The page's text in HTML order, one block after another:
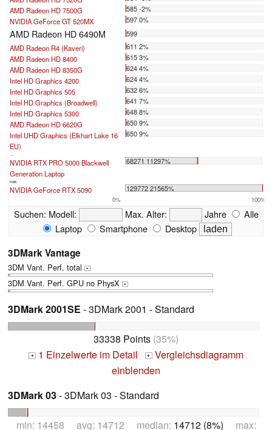
AMD Radeon HD 7500G
585 -2%
NVIDIA GeForce GT 520MX
597 0%
AMD Radeon HD 6490M
599
AMD Radeon R4 (Kaveri)
611 2%
AMD Radeon HD 8400
615 3%
AMD Radeon HD 8350G
624 4%
Intel HD Graphics 4200
624 4%
Intel HD Graphics 505
632 6%
Intel HD Graphics (Broadwell)
641 7%
Intel HD Graphics 5300
648 8%
AMD Radeon HD 6620G
650 9%
Intel UHD Graphics (Elkhart Lake 16
EU)
650 9%
...
NVIDIA RTX PRO 5000 Blackwell
Generation Laptop
68271 11297%
max:
NVIDIA GeForce RTX 5090 129772 21565%
0% 100%
Suchen: Modell: Max. Alter: Jahre
Alle
Laptop
Smartphone Desktop
3DMark Vantage
3DM Vant. Perf. total +
3DM Vant. Perf. GPU no PhysX +
3DMark 2001SE - 3DMark 2001 - Standard
33338 Points (35%)
+ 1 Einzelwerte im Detail + Vergleichsdiagramm
einblenden
3DMark 03- 3DMark 03 - Standard
min: 14458 avg: 14712 median: 14712 (8%) max: